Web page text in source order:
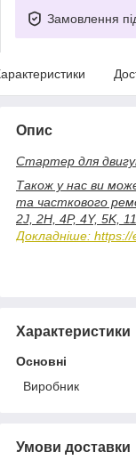
Замовлення
Опис
Стартер для
Також у нас ви
та часткового
2J, 2H, 4P, 4Y, 5K,
Докладніше:
Характеристики
Основні
Виробник
Умови доставки